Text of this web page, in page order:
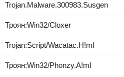
Trojan.Malware.300983.Susgen
Троян:Win32/Cloxer
Trojan:Script/Wacatac.H!ml
Троян:Win32/Phonzy.A!ml